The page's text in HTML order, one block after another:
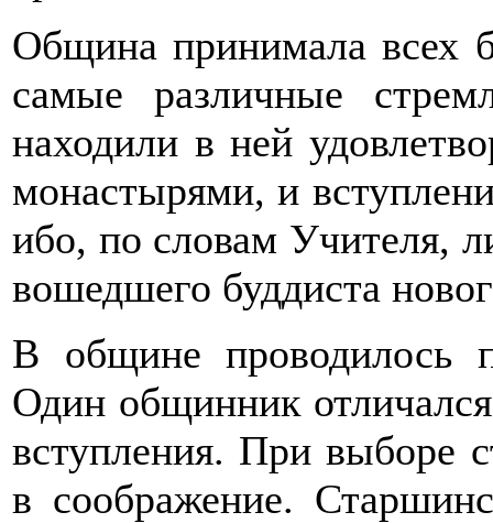
Община принимала всех
самые различные
находили в ней
монастырями, и
ибо, по словам Учителя,
вошедшего буддиста
В общине проводилось
Один общинник
вступления. При выборе
в соображение.